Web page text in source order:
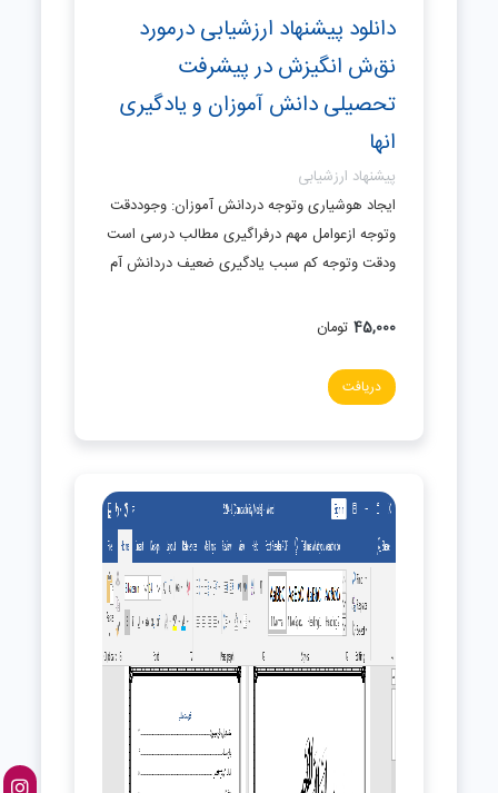
دانلود پیشنهاد ارزشیابی درمورد
نق‌ش انگیزش در پیشرفت
تحصیلی دانش آموزان و یادگیری
انها
پیشنهاد ارزشیابی
ایجاد هوشیاری وتوجه دردانش آموزان: وجوددقت
وتوجه ازعوامل مهم درفراگیری مطالب درسی است
ودقت وتوجه کم سبب یادگیری ضعیف دردانش آم
45,000 تومان
دریافت